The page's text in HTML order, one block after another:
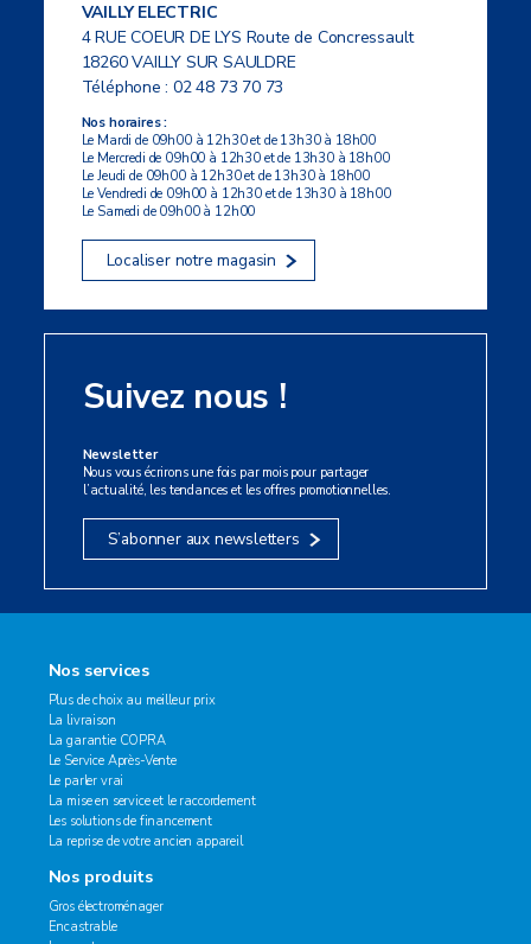
VAILLY ELECTRIC
4 RUE COEUR DE LYS Route de Concressault
18260 VAILLY SUR SAULDRE
Téléphone :02 48 73 70 73
Nos horaires :
Le Mardi de 09h00 à 12h30 et de 13h30 à 18h00
Le Mercredi de 09h00 à 12h30 et de 13h30 à 18h00
Le Jeudi de 09h00 à 12h30 et de 13h30 à 18h00
Le Vendredi de 09h00 à 12h30 et de 13h30 à 18h00
Le Samedi de 09h00 à 12h00
Localiser notre magasin
Suivez nous !
Newsletter
Nous vous écrirons une fois par mois pour partager
l’actualité, les tendances et les offres promotionnelles.
S’abonner aux newsletters
Nos services
Plus de choix au meilleur prix
La livraison
La garantie COPRA
Le Service Après-Vente
Le parler vrai
La mise en service et le raccordement
Les solutions de financement
La reprise de votre ancien appareil
Nos produits
Gros électroménager
Encastrable